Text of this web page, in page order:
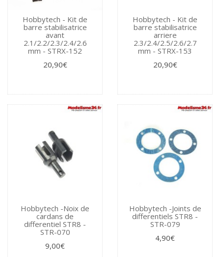
Hobbytech - Kit de
barre stabilisatrice
avant
2.1/2.2/2.3/2.4/2.6
mm - STRX-152
20,90€
Hobbytech - Kit de
barre stabilisatrice
arriere
2.3/2.4/2.5/2.6/2.7
mm - STRX-153
20,90€
Hobbytech -Noix de
cardans de
differentiel STR8 -
STR-070
9,00€
Hobbytech -Joints de
differentiels STR8 -
STR-079
4,90€